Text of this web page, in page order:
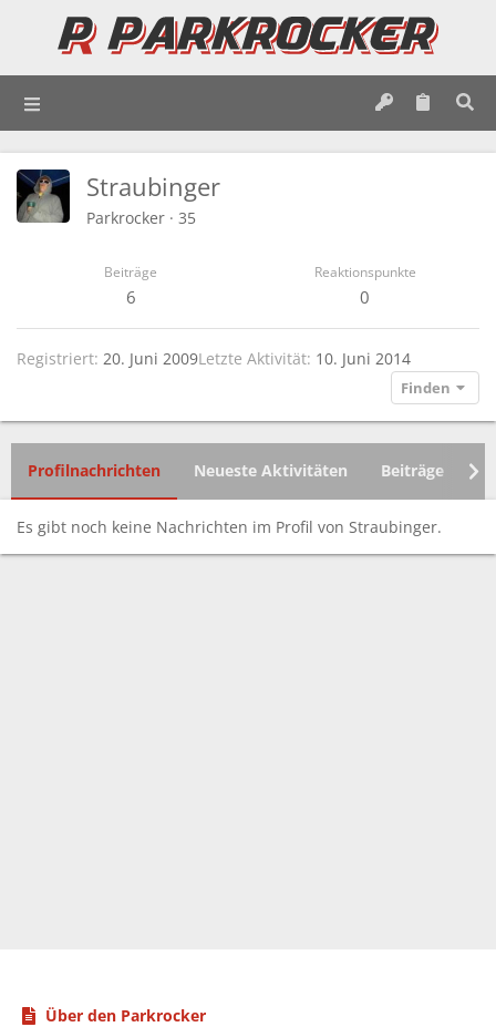
Straubinger
Parkrocker · 35
Beiträge
6
Reaktionspunkte
0
Registriert 20. Juni 2009Letzte Aktivität 10. Juni 2014
Finden
Profilnachrichten Neueste Aktivitäten Beiträge
Es gibt noch keine Nachrichten im Profil von Straubinger.
Über den Parkrocker